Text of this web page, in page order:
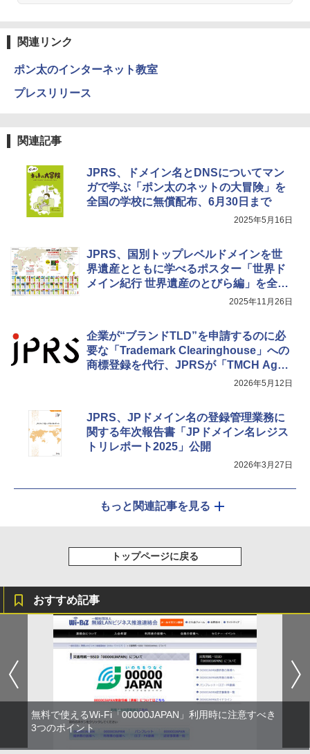
関連リンク
ポン太のインターネット教室
プレスリリース
関連記事
JPRS、ドメイン名とDNSについてマン
ガで学ぶ「ポン太のネットの大冒険」を
全国の学校に無償配布、6月30日まで
2025年5月16日
JPRS、国別トップレベルドメインを世
界遺産とともに学べるポスター「世界ド
メイン紀行 世界遺産のとびら編」を全国
2025年11月26日
企業が“ブランドTLD”を申請するのに必
要な「Trademark Clearinghouse」への
商標登録を代行、JPRSが「TMCH Agen
2026年5月12日
JPRS、JPドメイン名の登録管理業務に
関する年次報告書「JPドメイン名レジス
トリレポート2025」公開
2026年3月27日
もっと関連記事を見る
トップページに戻る
おすすめ記事
無料で使えるWi-Fi「00000JAPAN」利用時に注意すべき
3つのポイント